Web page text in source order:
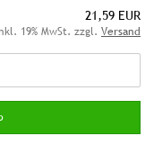
21,59 EUR
19% MwSt. zzgl. Versand